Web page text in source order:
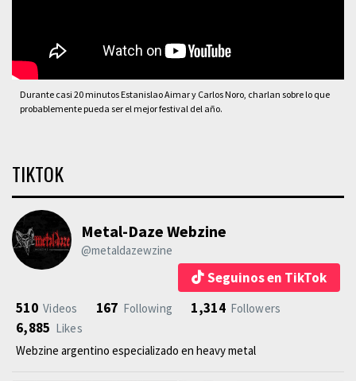
Durante casi 20 minutos Estanislao Aimar y Carlos Noro, charlan sobre lo que
probablemente pueda ser el mejor festival del año.
TIKTOK
Metal-Daze Webzine
@metaldazewzine
Seguinos en TikTok
510 Videos 167 Following 1,314 Followers
6,885 Likes
Webzine argentino especializado en heavy metal